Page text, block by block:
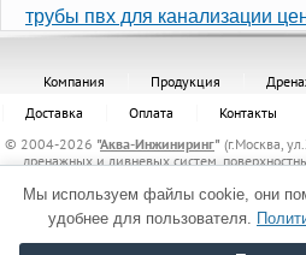
трубы пвх для канализации
Компания Продукция
Доставка
Оплата Контакты
© 2004-2026 "Аква-Инжиниринг" (г.Москва,
дренажных и ливневых систем,
для укрепления грунта,
Политика обработки персональных данных
Мы используем файлы cookie, они
удобнее для пользователя.